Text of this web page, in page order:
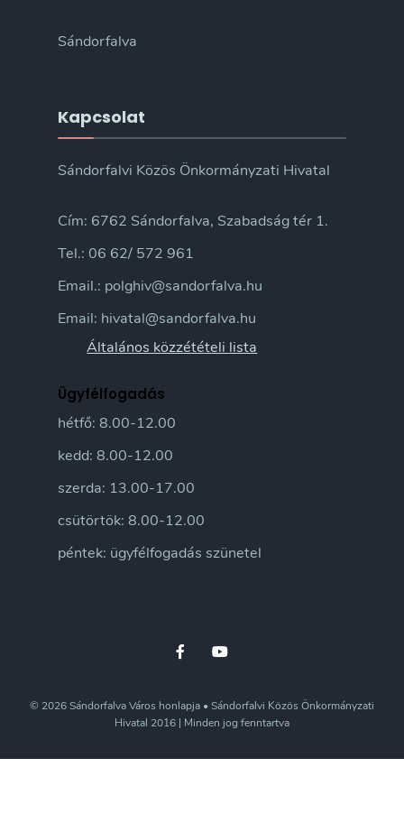
Sándorfalva
Kapcsolat
Sándorfalvi Közös Önkormányzati Hivatal
Cím: 6762 Sándorfalva, Szabadság tér 1.
Tel.: 06 62/ 572 961
Email.: polghiv@sandorfalva.hu
Email: hivatal@sandorfalva.hu
Általános közzétételi lista
Ügyfélfogadás
hétfő: 8.00-12.00
kedd: 8.00-12.00
szerda: 13.00-17.00
csütörtök: 8.00-12.00
péntek: ügyfélfogadás szünetel
© 2026 Sándorfalva Város honlapja • Sándorfalvi Közös Önkormányzati
Hivatal 2016 | Minden jog fenntartva